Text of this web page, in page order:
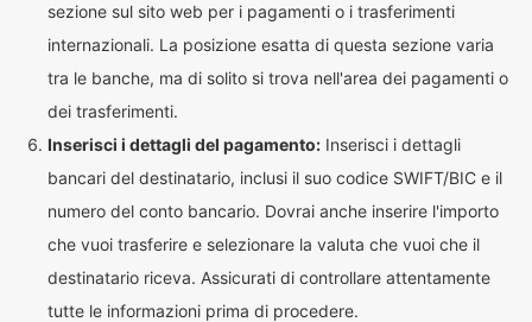
sezione sul sito web per i pagamenti o i trasferimenti
internazionali. La posizione esatta di questa sezione varia
tra le banche, ma di solito si trova nell'area dei pagamenti o
dei trasferimenti.
Inserisci i dettagli del pagamento: Inserisci i dettagli
bancari del destinatario, inclusi il suo codice SWIFT/BIC e il
numero del conto bancario. Dovrai anche inserire l'importo
che vuoi trasferire e selezionare la valuta che vuoi che il
destinatario riceva. Assicurati di controllare attentamente
tutte le informazioni prima di procedere.